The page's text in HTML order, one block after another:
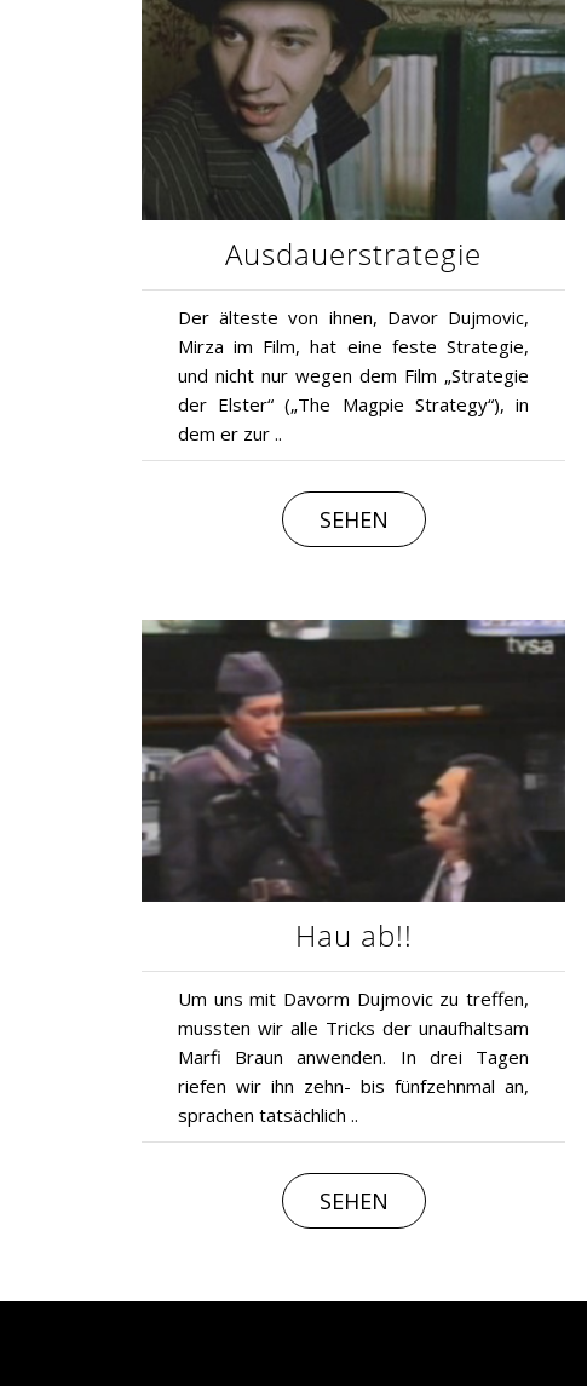
Ausdauerstrategie
Der älteste von ihnen, Davor Dujmovic,
Mirza im Film, hat eine feste Strategie,
und nicht nur wegen dem Film „Strategie
der Elster“ („The Magpie Strategy“), in
dem er zur ..
SEHEN
Hau ab!!
Um uns mit Davorm Dujmovic zu treffen,
mussten wir alle Tricks der unaufhaltsam
Marfi Braun anwenden. In drei Tagen
riefen wir ihn zehn- bis fünfzehnmal an,
sprachen tatsächlich ..
SEHEN